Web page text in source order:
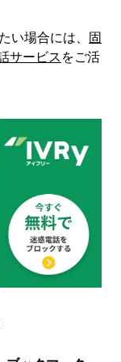
い場合には、
固
サービス をご活